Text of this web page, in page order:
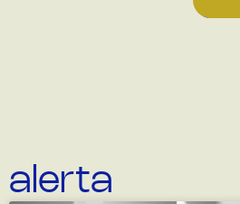
alerta